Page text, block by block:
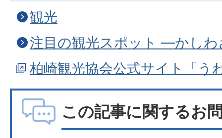
観光
注目の観光スポット ―かしわ
柏崎観光協会公式サイト「う
この記事に関するお